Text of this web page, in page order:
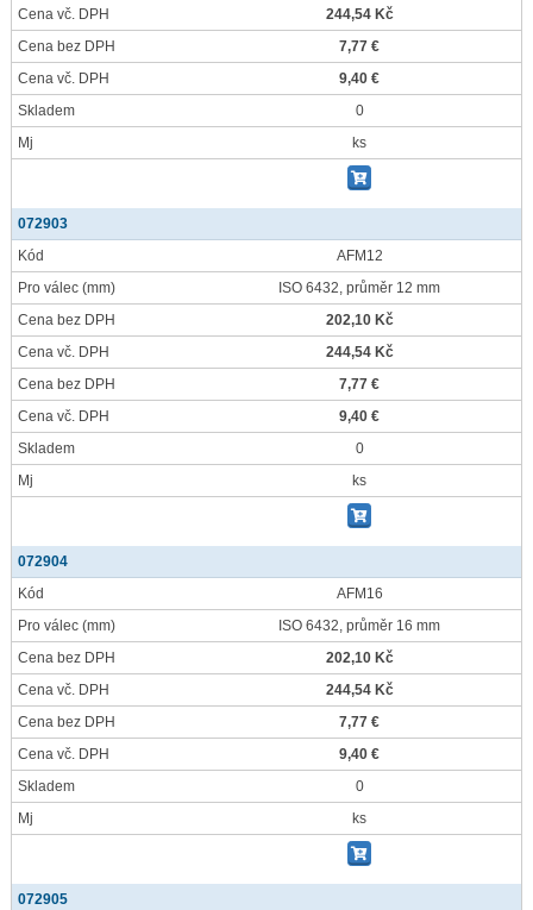
Cena vč. DPH
244,54 Kč
Cena bez DPH
7,77 €
Cena vč. DPH
9,40 €
Skladem
0
Mj
ks
072903
Kód
AFM12
Pro válec (mm)
ISO 6432, průměr 12 mm
Cena bez DPH
202,10 Kč
Cena vč. DPH
244,54 Kč
Cena bez DPH
7,77 €
Cena vč. DPH
9,40 €
Skladem
0
Mj
ks
072904
Kód
AFM16
Pro válec (mm)
ISO 6432, průměr 16 mm
Cena bez DPH
202,10 Kč
Cena vč. DPH
244,54 Kč
Cena bez DPH
7,77 €
Cena vč. DPH
9,40 €
Skladem
0
Mj
ks
072905